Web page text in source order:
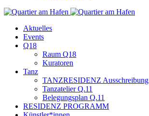
Aktuelles
Events
Q18
Raum Q18
Kuratoren
Tanz
TANZRESIDENZ Ausschreibung
Tanzatelier Q.11
Belegungsplan Q.11
RESIDENZ PROGRAMM